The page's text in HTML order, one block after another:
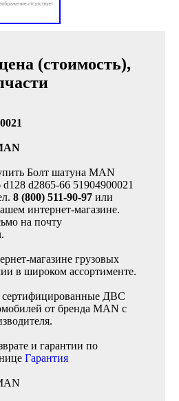
(стоимость),
Болт шатуна MAN
d2865-66 51904900021
8 (800) 511-90-97 или
интернет-магазине.
на почту
.
магазине грузовых
в широком ассортименте.
сертифицированные ДВС
от бренда MAN с
и гарантии по
Гарантия